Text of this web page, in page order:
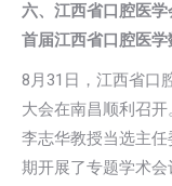
六、江西省口腔医
首届江西省口腔医
8月31日，江西省口
大会在南昌顺利召
李志华教授当选主
期开展了专题学术会